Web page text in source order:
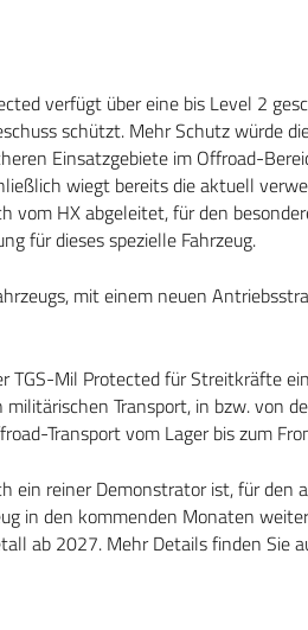
verfügt über eine bis Level 2
schützt. Mehr Schutz würde
Einsatzgebiete im Offroad-
wiegt bereits die aktuell
vom HX abgeleitet, für den
für dieses spezielle Fahrzeug.
mit einem neuen
TGS-Mil Protected für Streitkräfte
Transport, in bzw. von
Transport vom Lager bis zum
ein reiner Demonstrator ist, für den
in den kommenden Monaten
ab 2027. Mehr Details finden Sie